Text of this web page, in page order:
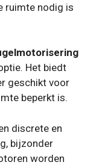
ruimte nodig is
Het biedt
geschikt voor
beperkt is.
discrete en
bijzonder
worden